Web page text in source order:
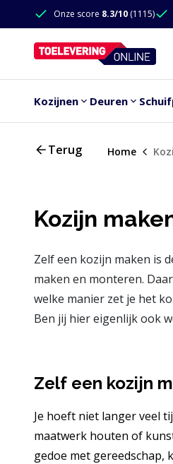
Doorgaan naar de inhoud
Onze score 8.3/10 (1115)
Kozijnen Deuren
Terug Home
Kozijn
Zelf een kozijn maken is
maken en monteren.
welke manier zet je het
Ben jij hier eigenlijk ook
Zelf een kozijn
Je hoeft niet langer veel
maatwerk houten of
gedoe met gereedschap,